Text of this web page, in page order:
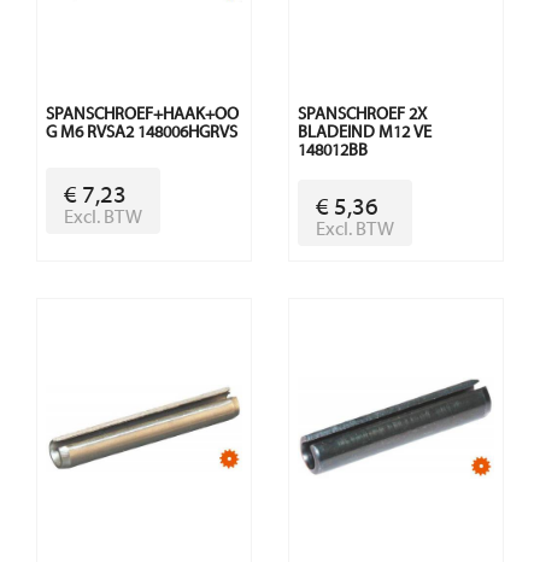
SPANSCHROEF+HAAK+OO
G M6 RVSA2 148006HGRVS
€ 7,23
Excl. BTW
SPANSCHROEF 2X
BLADEIND M12 VE
148012BB
€ 5,36
Excl. BTW